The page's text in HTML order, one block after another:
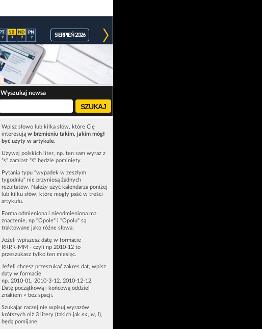
? ? ? ?
SIERPIEŃ 2026
Wyszukaj newsa
Wpisz słowo lub kilka słów, które Cię
interesują w brzmieniu takim, jakim mógł
być użyty w artykule.
Używaj polskich liter, np. ten sam wyraz z
"s" zamiast "ś" będzie pominięty.
Pytania typu "wypadek w zeszłym
tygodniu" nie przyniosą żadnych
rezultatów. Należy użyć kalendarza poniżej
lub kilku słów, które mogły paść w treści
artykułu.
Forma odmieniona i nieodmieniona ma
znaczenie, np "Opole" i "Opolu" są
traktowane jako różne słowa.
Jeżeli wpiszesz datę w formacie
RRRR-MM - czyli np 2010-12 to
przeszukasz tylko ten miesiąc.
Jeżeli chcesz przeszukać zakres dat, wpisz
daty w formacie
np. 2010-01, 2010-3-12, 2010-12-12.
Datę początkową i końcową oddziel
znakiem > bez spacji.
Szukając raczej nie wpisuj wyrazów
krótszych niż 3 litery (takich jak na, w, i),
będą pomijane.